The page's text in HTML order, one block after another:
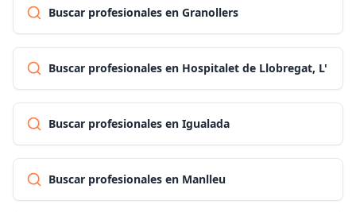
Buscar profesionales en Granollers
Buscar profesionales en Hospitalet de Llobregat, L'
Buscar profesionales en Igualada
Buscar profesionales en Manlleu